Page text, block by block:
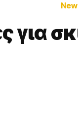
για